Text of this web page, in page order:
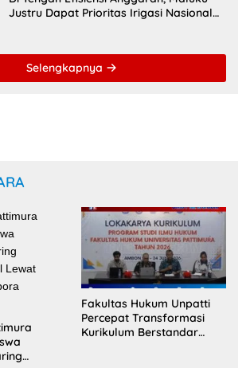
Justru Dapat Prioritas Irigasi Nasional
Selengkapnya
Fakultas Hukum Unpatti
Percepat Transformasi
Kurikulum Berstandar